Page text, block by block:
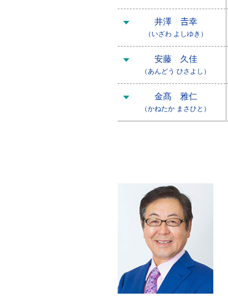
井澤 𠮷幸
（いざわ よしゆき）
安藤 久佳
（あんどう ひさよし）
金髙 雅仁
（かねたか まさひと）